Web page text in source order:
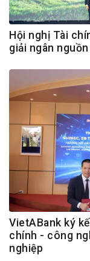
Hội nghị Tài
giải ngân
VietABank ký
chính - công
nghiệp